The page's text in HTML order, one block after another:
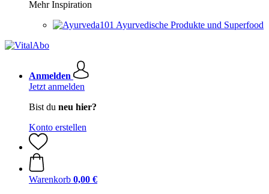
Mehr Inspiration
Ayurvedische Produkte und Superfood
Anmelden
Jetzt anmelden
Bist du neu hier?
Konto erstellen
Warenkorb 0,00 €